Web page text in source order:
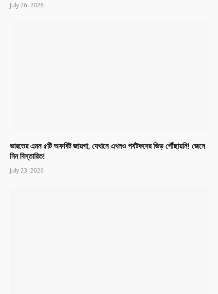
July 26, 2026
ভারতের এমন ৫টি অফবিট জায়গা, যেখানে এখনও পর্যটকদের ভিড় পৌঁছায়নি! জেনে
নিন বিস্তারিত!
July 23, 2026